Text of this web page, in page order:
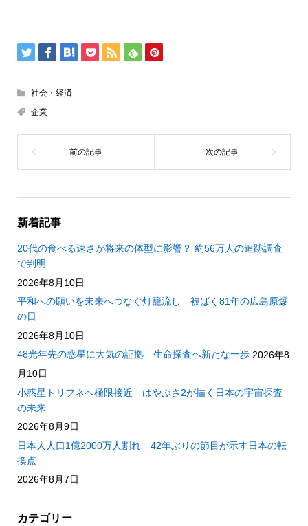
社会・経済
企業
新着記事
20代の食べる速さが将来の体型に影響？ 約56万人の追跡調査
で判明
2026年8月10日
平和への願いを未来へつなぐ灯籠流し 被ばく81年の広島原爆
の日
2026年8月10日
48光年先の惑星に大気の証拠 生命探査へ新たな一歩 2026年8
月10日
小惑星トリフネへ極限接近 はやぶさ2が描く日本の宇宙探査
の未来
2026年8月9日
日本人人口1億2000万人割れ 42年ぶりの節目が示す日本の転
換点
2026年8月7日
カテゴリー